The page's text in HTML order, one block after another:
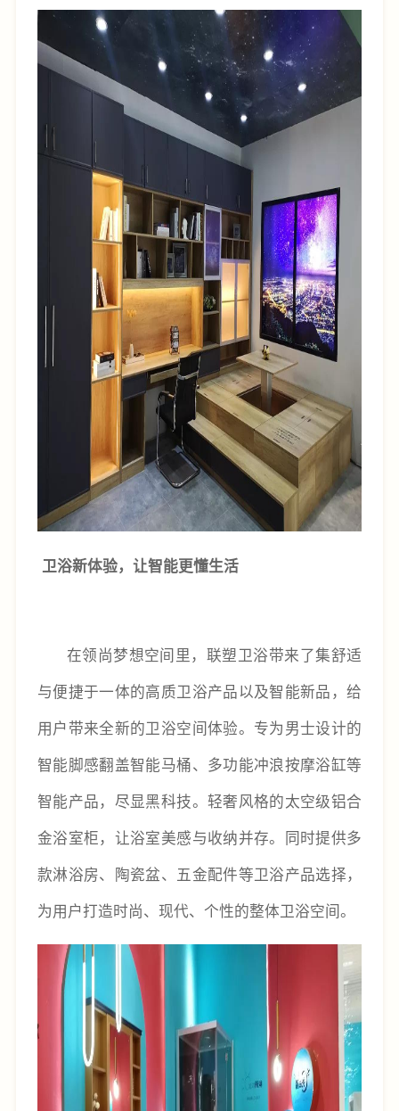
卫浴新体验，让智能更懂生活
在领尚梦想空间里，联塑卫浴带来了集舒适
与便捷于一体的高质卫浴产品以及智能新品，给
用户带来全新的卫浴空间体验。专为男士设计的
智能脚感翻盖智能马桶、多功能冲浪按摩浴缸等
智能产品，尽显黑科技。轻奢风格的太空级铝合
金浴室柜，让浴室美感与收纳并存。同时提供多
款淋浴房、陶瓷盆、五金配件等卫浴产品选择，
为用户打造时尚、现代、个性的整体卫浴空间。